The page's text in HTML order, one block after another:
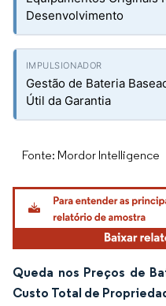
Desenvolvimento
Gestão de Bateria
Útil da Garantia
Fonte: Mordor Intelligence
Queda nos Preços de
Custo Total de